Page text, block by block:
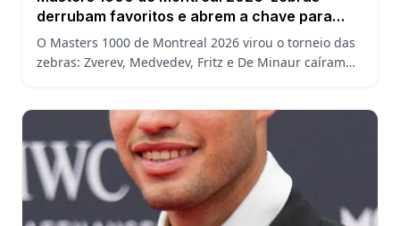
derrubam favoritos e abrem a chave para
João Fonseca
O Masters 1000 de Montreal 2026 virou o torneio das
zebras: Zverev, Medvedev, Fritz e De Minaur caíram